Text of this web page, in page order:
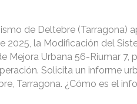
de Deltebre (Tarragona)
2025, la Modificación del
Mejora Urbana 56-Riumar
Solicita un informe
Tarragona. ¿Cómo es el